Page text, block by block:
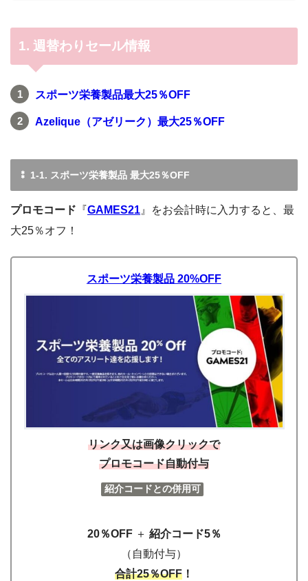
1. 週替わりセール情報
スポーツ栄養製品最大25％OFF
Azelique（アゼリーク）最大25％OFF
⁑ 1-1. スポーツ栄養製品 最大25％OFF
プロモコード 『GAMES21 』をお会計時に入力すると、最
大25％オフ！
スポーツ栄養製品 20%OFF
リンク又は画像クリックで
プロモコード自動付与
紹介コードとの併用可
20％OFF＋ 紹介コード5％
（自動付与）
合計25％OFF ！